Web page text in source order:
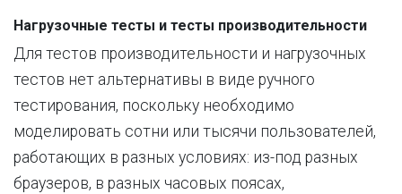
Нагрузочные тесты и тесты производительности
Для тестов производительности и нагрузочных
тестов нет альтернативы в виде ручного
тестирования, поскольку необходимо
моделировать сотни или тысячи пользователей,
работающих в разных условиях: из-под разных
браузеров, в разных часовых поясах,